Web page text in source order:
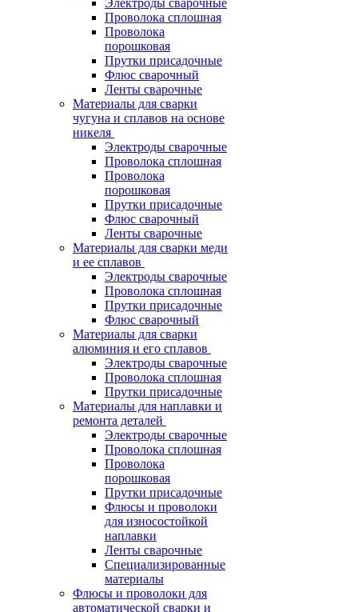
Электроды сварочные
Проволока сплошная
Проволока
порошковая
Прутки присадочные
Флюс сварочный
Ленты сварочные
Материалы для сварки
чугуна и сплавов на основе
никеля
Электроды сварочные
Проволока сплошная
Проволока
порошковая
Прутки присадочные
Флюс сварочный
Ленты сварочные
Материалы для сварки меди
и ее сплавов
Электроды сварочные
Проволока сплошная
Прутки присадочные
Флюс сварочный
Материалы для сварки
алюминия и его сплавов
Электроды сварочные
Проволока сплошная
Прутки присадочные
Материалы для наплавки и
ремонта деталей
Электроды сварочные
Проволока сплошная
Проволока
порошковая
Прутки присадочные
Флюсы и проволоки
для износостойкой
наплавки
Ленты сварочные
Специализированные
материалы
Флюсы и проволоки для
автоматической сварки и